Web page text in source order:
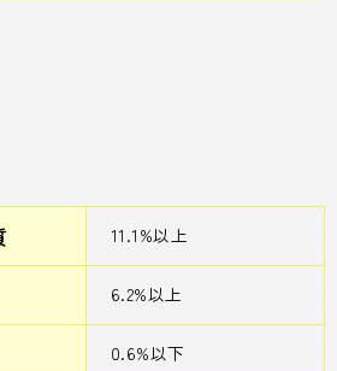
11.1%以上
6.2%以上
0.6%以下